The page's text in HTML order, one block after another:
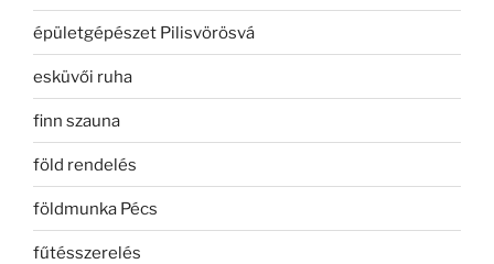
épületgépészet Pilisvörösvá
esküvői ruha
finn szauna
föld rendelés
földmunka Pécs
fűtésszerelés